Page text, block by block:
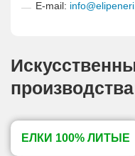
E-mail:
ЕЛКИ 100% ЛИТЫЕ